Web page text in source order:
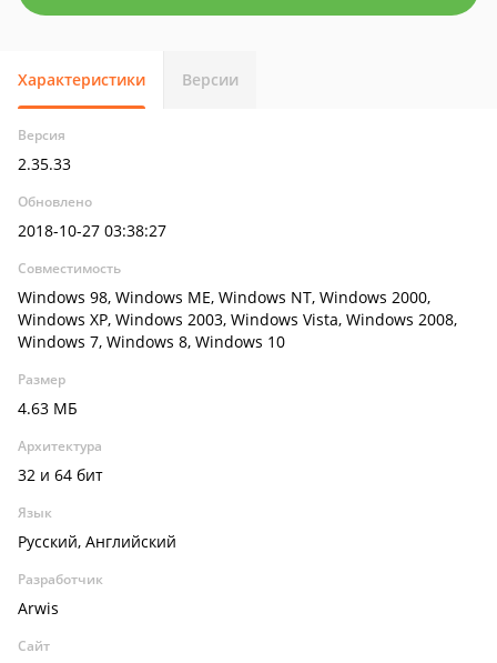
Характеристики Версии
Версия
2.35.33
Обновлено
2018-10-27 03:38:27
Совместимость
Windows 98, Windows ME, Windows NT, Windows 2000,
Windows XP, Windows 2003, Windows Vista, Windows 2008,
Windows 7, Windows 8, Windows 10
Размер
4.63 МБ
Архитектура
32 и 64 бит
Язык
Русский, Английский
Разработчик
Arwis
Сайт